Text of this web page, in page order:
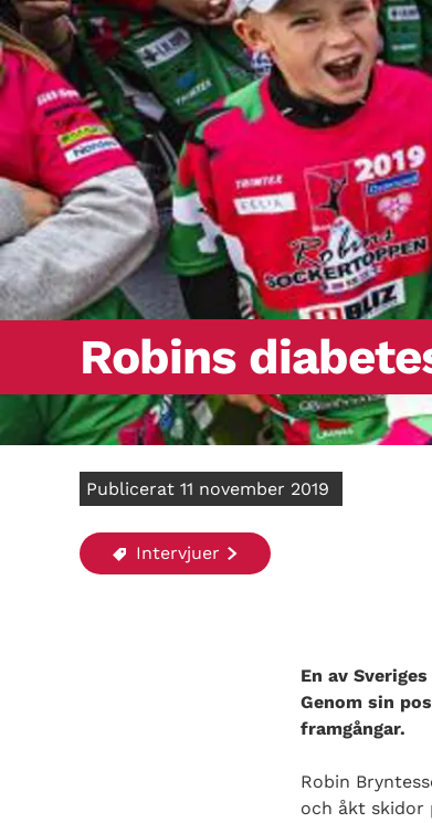
Blodsockerkollen
Robins
Publicerat 11 november 2019
Intervjuer
En av
Genom sin
framgångar.
Robin
och åkt skidor